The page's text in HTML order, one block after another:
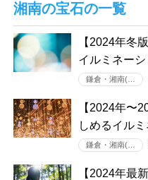
湘南の宝石の一覧
【2024年冬
イルミネーシ
鎌倉・湘南(…
【2024年〜
しめるイル
鎌倉・湘南(…
【2024年最